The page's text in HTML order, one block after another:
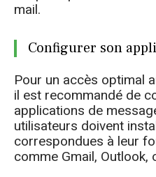
mail.
Configurer son
Pour un accès optimal
il est recommandé de
applications de
utilisateurs doivent
correspondues à leur
comme Gmail, Outlook,